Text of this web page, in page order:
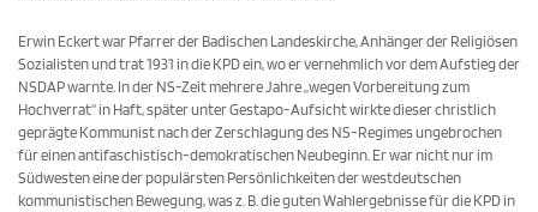
Erwin Eckert war Pfarrer der Badischen Landeskirche, Anhänger der Religiösen
Sozialisten und trat 1931 in die KPD ein, wo er vernehmlich vor dem Aufstieg der
NSDAP warnte. In der NS-Zeit mehrere Jahre „wegen Vorbereitung zum
Hochverrat“ in Haft, später unter Gestapo-Aufsicht wirkte dieser christlich
geprägte Kommunist nach der Zerschlagung des NS-Regimes ungebrochen
für einen antifaschistisch-demokrati­schen Neubeginn. Er war nicht nur im
Südwesten eine der populärsten Persönlichkeiten der westdeutschen
kommunistischen Bewegung, was z. B. die guten Wahlergebnisse für die KPD in